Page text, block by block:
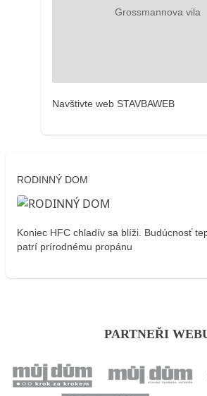
Navštivte web STAVBAWEB
RODINNÝ DOM
Koniec HFC chladív sa blíži. Budúcnosť
patrí prírodnému propánu
PARTNEŘI